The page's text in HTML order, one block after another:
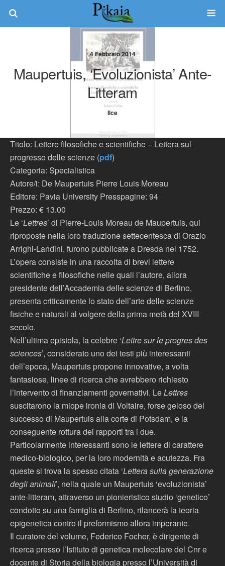
4 Febbraio 2014
Maupertuis, ‘evoluzionista’ Ante-
Litteram
Ilce
Titolo: Lettere filosofiche e scientifiche – Lettera sul
progresso delle scienze (pdf)
Categoria: Specialistica
Autore/i: De Maupertuis Pierre Louis Moreau
Editore: Pavia University Presspagine: 94
Prezzo: € 13.00
Le ‘Lettres’ di Pierre-Louis Moreau de Maupertuis, qui
riproposte nella loro traduzione settecentesca di Orazio
Arrighi-Landini, furono pubblicate a Dresda nel 1752.
L’opera consiste in una raccolta di brevi lettere
scientifiche e filosofiche nelle quali l’autore, allora
presidente dell’Accademia delle scienze di Berlino,
presenta criticamente lo stato dell’arte delle scienze
fisiche e naturali al volgere della prima metà del XVIII
secolo.
Nell’ultima epistola, la celebre ‘Lettre sur le progres des
sciences’, considerato uno dei testi più interessanti
dell’epoca, Maupertuis propone innovative, a volta
fantasiose, linee di ricerca che avrebbero richiesto
l’intervento di finanziamenti governativi. LeLettres
suscitarono la miope ironia di Voltaire, forse geloso del
successo di Maupertuis alla corte di Potsdam, e la
conseguente rottura dei rapporti tra i due.
Particolarmente interessanti sono le lettere di carattere
medico-biologico, per la loro modernità e acutezza. Fra
queste si trova la spesso citata ‘Lettera sulla generazione
degli animali’, nella quale un Maupertuis ‘evoluzionista’
ante-litteram, attraverso un pionieristico studio ‘genetico’
condotto su una famiglia di Berlino, rilancerà la teoria
epigenetica contro il preformismo allora imperante.
Il curatore del volume, Federico Focher, è dirigente di
ricerca presso l’Istituto di genetica molecolare del Cnr e
docente di Storia della biologia presso l’Università di